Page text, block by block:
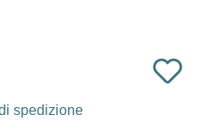
spedizione